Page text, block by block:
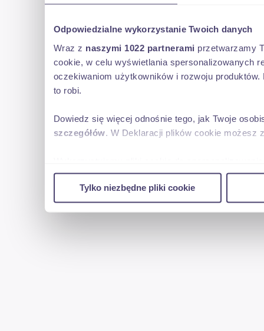
Odpowiedzialne wykorzystanie Twoich danych
Wraz z naszymi 1022 partnerami przetwarzamy
cookie, w celu wyświetlania spersonalizowanych
oczekiwaniom użytkowników i rozwoju
to robi.
Dowiedz się więcej odnośnie tego, jak Twoje
szczegółów. W Deklaracji plików cookie możesz
w naszej witrynie. Informacje o tym, jak
reklamowym i analitycznym. Partnerzy mogą
uzyskanymi podczas korzystania z ich usług.
Tylko niezbędne pliki cookie